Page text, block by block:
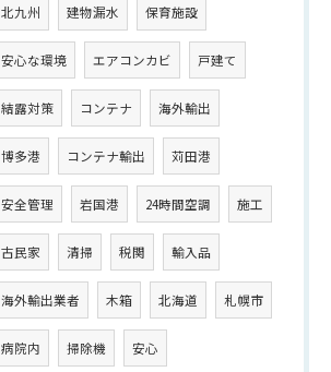
北九州 建物漏水 保育施設
安心な環境 エアコンカビ 戸建て
結露対策 コンテナ 海外輸出
博多港 コンテナ輸出 苅田港
安全管理 岩国港 24時間空調 施工
古民家 清掃 税関 輸入品
海外輸出業者 木箱 北海道 札幌市
病院内 掃除機 安心